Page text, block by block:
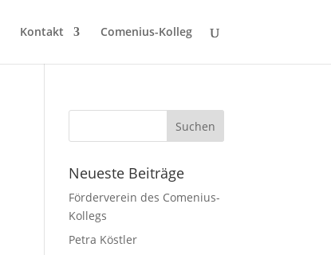
Kontakt Comenius-Kolleg
Neueste Beiträge
Förderverein des Comenius-
Kollegs
Petra Köstler